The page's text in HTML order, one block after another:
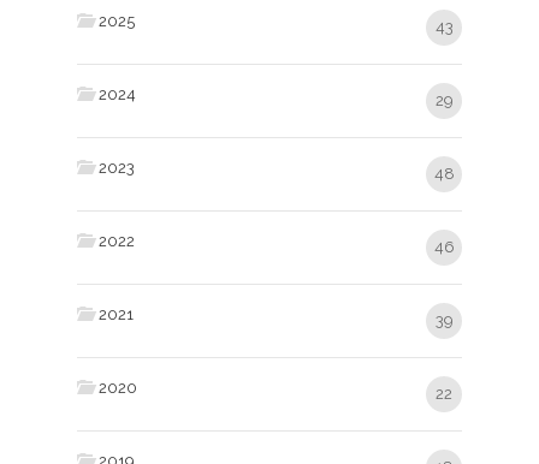
2025 43
2024 29
2023 48
2022 46
2021 39
2020 22